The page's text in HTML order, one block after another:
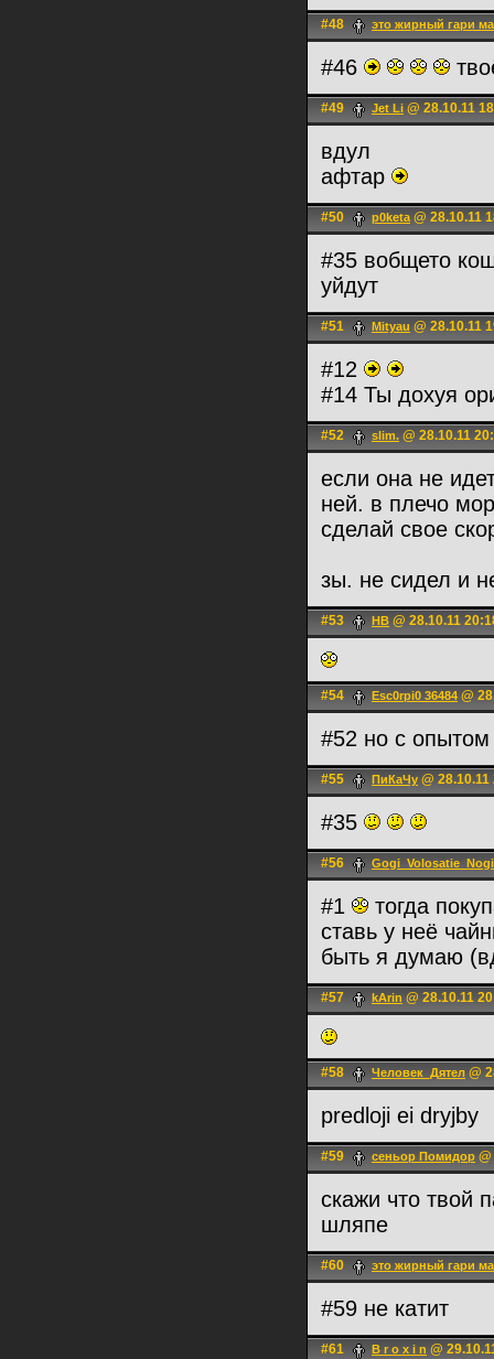
#48 это жирный гари
#46
#49 Jet Li @ 28.10.11
вдул
афтар
#50 p0keta@ 28.10.11
#35 вобщето
уйдут
#51 Mityau @ 28.10.11
#12
#14 Ты дохуя
#52 slim. @ 28.10.11
если она не
ней. в плечо
сделай свое
зы. не сидел и
#53 HB @ 28.10.11
#54 Esc0rpi0 36484 @
#52 но с
#55 ПиКаЧу @ 28.10.11
#35
#56 Gogi_Volosatie_Nogi
#1
тогда
ставь у неё
быть я думаю
#57 kArin @ 28.10.11
#58 Человек_Дятел @
predloji ei dryjby
#59 сеньoр Помидор
скажи что твой
шляпе
#60 это жирный гари
#59 не катит
#61 B r o x i n @